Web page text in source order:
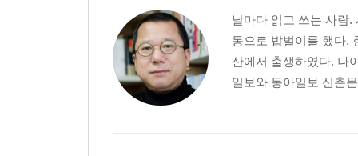
강건한 탐미주의의 문체 : 잉여를 배제하고 사실과
감각적인 너무나 감각적인 : 문장을 재즈 리듬으
직관적인 문체 : 낯설고 기이한 삶의 기표를 좇다 |
담백한 문체 : 무욕을 꿈꾸는 자의 세상 보기 | 피천
따뜻한 냉소주의의 문체 : 세상을 등진 은둔 작가
날마다 읽고 쓰는 사람.
동으로 밥벌이를 했다.
산에서 출생하였다. 나
일보와 동아일보 신춘